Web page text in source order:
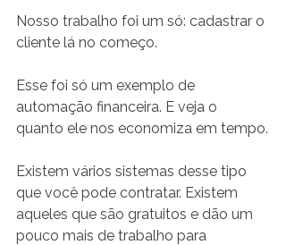
Nosso trabalho foi um só: cadastrar o
cliente lá no começo.
Esse foi só um exemplo de
automação financeira. E veja o
quanto ele nos economiza em tempo.
Existem vários sistemas desse tipo
que você pode contratar. Existem
aqueles que são gratuitos e dão um
pouco mais de trabalho para